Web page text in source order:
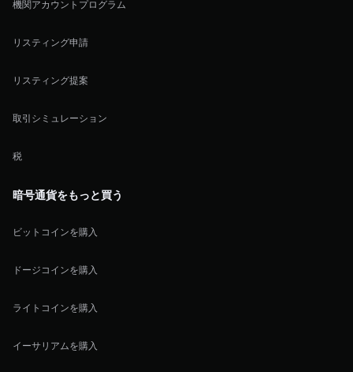
機関アカウントプログラム
リスティング申請
リスティング提案
取引シミュレーション
税
暗号通貨をもっと買う
ビットコインを購入
ドージコインを購入
ライトコインを購入
イーサリアムを購入